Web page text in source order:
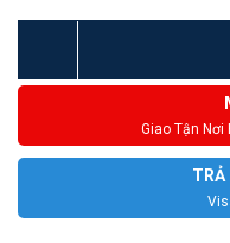
Giao Tận Nơi
TRẢ